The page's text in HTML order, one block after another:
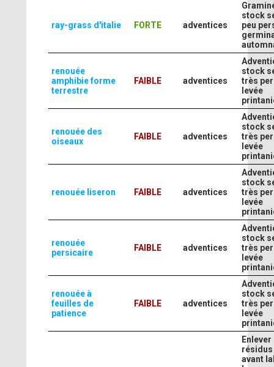
ray-grass d'italie FORTE adventices
stock
peu
renouée
amphibie forme
terrestre
FAIBLE adventices
stock
très
levée
renouée des
oiseaux
FAIBLE adventices
stock
très
levée
renouée liseron FAIBLE adventices
stock
très
levée
renouée
persicaire
FAIBLE adventices
stock
très
levée
renouée à
feuilles de
patience
FAIBLE adventices
stock
très
levée
avant